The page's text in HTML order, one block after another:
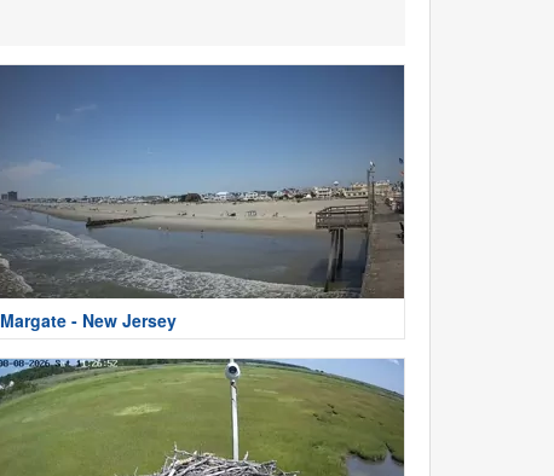
Margate - New Jersey